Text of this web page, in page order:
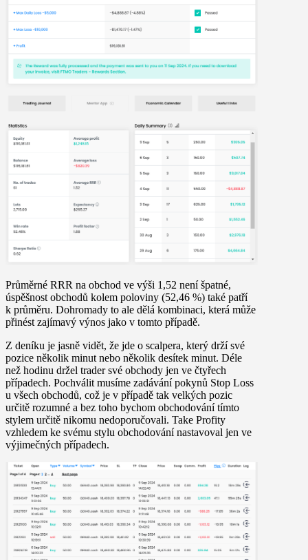
Průměrné RRR na obchod ve výši 1,52 není špatné,
úspěšnost obchodů kolem poloviny (52,46 %) také patří
k průměru. Dohromady to ale dělá kombinaci, která může
přinést zajímavý výnos jako v tomto případě.
Z deníku je jasně vidět, že jde o scalpera, který drží své
pozice několik minut nebo několik desítek minut. Déle
než hodinu držel trader své obchody jen ve čtyřech
případech. Pochválit musíme zadávání pokynů Stop Loss
u všech obchodů, což je v případě tak velkých pozic
určitě rozumné a bez toho bychom obchodování tímto
stylem určitě nikomu nedoporučovali. Take Profity
vzhledem ke svému stylu obchodování nastavoval jen ve
výjimečných případech.